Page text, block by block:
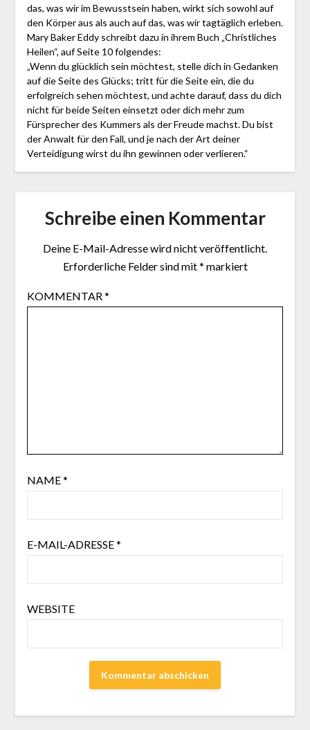
das, was wir im Bewusstsein haben, wirkt sich sowohl auf
den Körper aus als auch auf das, was wir tagtäglich erleben.
Mary Baker Eddy schreibt dazu in ihrem Buch „Christliches
Heilen“, auf Seite 10 folgendes:
„Wenn du glücklich sein möchtest, stelle dich in Gedanken
auf die Seite des Glücks; tritt für die Seite ein, die du
erfolgreich sehen möchtest, und achte darauf, dass du dich
nicht für beide Seiten einsetzt oder dich mehr zum
Fürsprecher des Kummers als der Freude machst. Du bist
der Anwalt für den Fall, und je nach der Art deiner
Verteidigung wirst du ihn gewinnen oder verlieren.“
Schreibe einen Kommentar
Deine E-Mail-Adresse wird nicht veröffentlicht.
Erforderliche Felder sind mit* markiert
KOMMENTAR*
NAME*
E-MAIL-ADRESSE*
WEBSITE